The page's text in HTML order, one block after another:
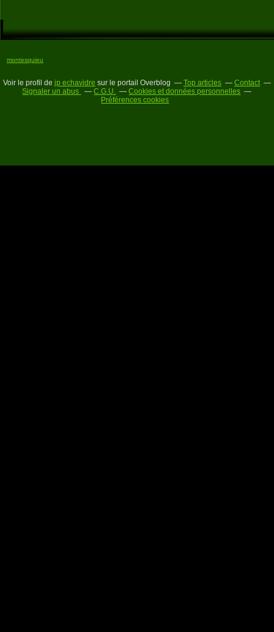
montesquieu
Voir le profil de jp echavidre sur le portail Overblog Top articles
Contact
Signaler un abus
C.G.U.
Cookies et données personnelles
Préférences cookies